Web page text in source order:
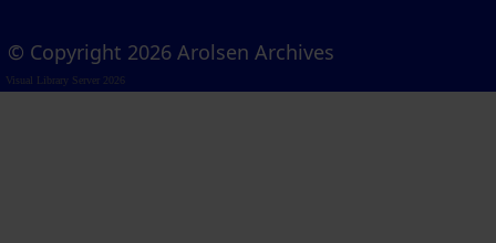
© Copyright 2026 Arolsen Archives
Visual Library Server 2026